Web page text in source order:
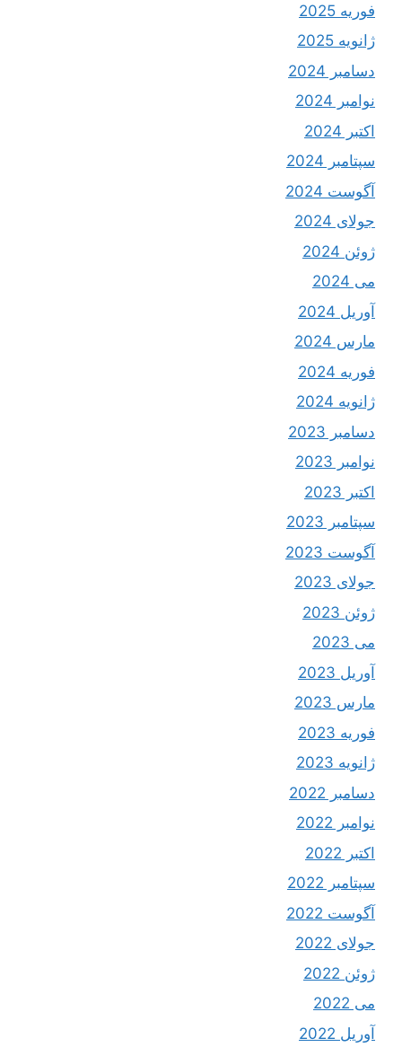
فوریه 2025
ژانویه 2025
دسامبر 2024
نوامبر 2024
اکتبر 2024
سپتامبر 2024
آگوست 2024
جولای 2024
ژوئن 2024
می 2024
آوریل 2024
مارس 2024
فوریه 2024
ژانویه 2024
دسامبر 2023
نوامبر 2023
اکتبر 2023
سپتامبر 2023
آگوست 2023
جولای 2023
ژوئن 2023
می 2023
آوریل 2023
مارس 2023
فوریه 2023
ژانویه 2023
دسامبر 2022
نوامبر 2022
اکتبر 2022
سپتامبر 2022
آگوست 2022
جولای 2022
ژوئن 2022
می 2022
آوریل 2022